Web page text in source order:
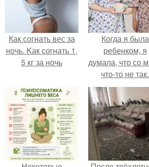
Как согнать вес за
ночь. Kак согнать 1,
5 кг за ночь
Когда я была
ребенком, я
думала, что со
что-то не так.